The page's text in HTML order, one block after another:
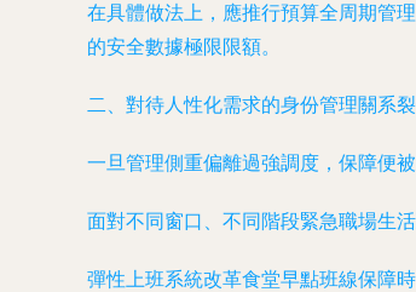
在具體做法上，應推行預算全周期管
的安全數據極限限額。
二、對待人性化需求的身份管理關系
一旦管理側重偏離過強調度，保障便
面對不同窗口、不同階段緊急職場生
彈性上班系統改革食堂早點班線保障